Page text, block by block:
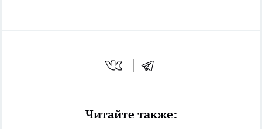
Читайте также: